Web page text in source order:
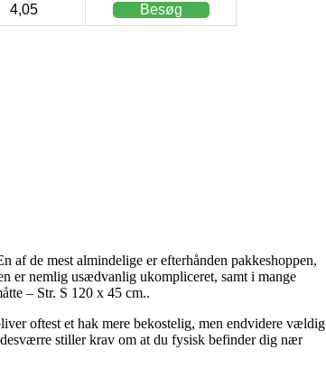
4,05 Besøg
af de mest almindelige er efterhånden pakkeshoppen,
er nemlig usædvanlig ukompliceret, samt i mange
– Str. S 120 x 45 cm..
oftest et hak mere bekostelig, men endvidere vældig
stiller krav om at du fysisk befinder dig nær